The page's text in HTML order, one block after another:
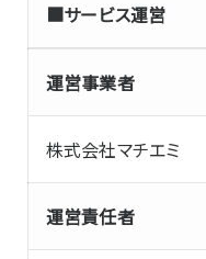
■サービス運営
運営事業者
株式会社マチエミ
運営責任者